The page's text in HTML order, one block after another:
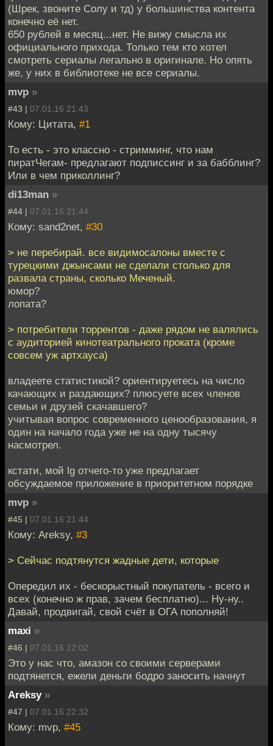
(Шрек, звоните Солу и тд) у большинства контента
конечно её нет.
650 рублей в месяц...нет. Не вижу смысла их
официального прихода. Только тем кто хотел
смотреть сериалы легально в оригинале. Но опять
же, у них в библиотеке не все сериалы.
mvp »
#43 | 07.01.16 21:43
Кому: Цитата, #1
То есть - это классно - стримминг, что нам
пиратЧегам- предлагают подписсинг и за бабблинг?
Или в чем приколлинг?
di13man »
#44 | 07.01.16 21:44
Кому: sand2net, #30
> не перебирай. все видимосалоны вместе с
турецкими джынсами не сделали столько для
развала страны, сколько Меченый.
юмор?
лопата?
> потребители торрентов - даже рядом не валялись
с аудиторией кинотеатрального проката (кроме
совсем уж артхауса)
владеете статистикой? ориентируетесь на число
качающих и раздающих? плюсуете всех членов
семьи и друзей скачавшего?
учитывая вопрос современного ценообразования, я
один на начало года уже не на одну тысячу
насмотрел.
кстати, мой lg отчего-то уже предлагает
обсуждаемое приложение в приоритетном порядке
mvp »
#45 | 07.01.16 21:44
Кому: Areksy, #3
> Сейчас подтянутся жадные дети, которые
Опередил их - бескорыстный покупатель - всего и
всех (конечно ж прав, зачем бесплатно)... Ну-ну..
Давай, продвигай, свой счёт в ОГА пополняй!
maxi »
#46 | 07.01.16 22:02
Это у нас что, амазон со своими серверами
подтянется, ежели деньги бодро заносить начнут
Areksy »
#47 | 07.01.16 22:32
Кому: mvp, #45